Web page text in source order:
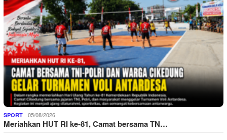
SPORT 05/08/2026
Meriahkan HUT RI ke-81, Camat bersama TN…